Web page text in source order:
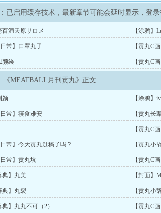
已启用缓存技术，最新章节可能会延时显示，登录
百満天原サロメ 【涂鸦】
日常】口罩丸子 【贡丸C
颜绘 【贡丸C
《MEATBALL月刊贡丸》正文
颜 【涂鸦】
日常】寝食难安 【贡丸长
【贡丸C
日常】今天贡丸赶稿了吗？ 【贡丸小
日常】贡丸坑 【贡丸C
典】丸美 【封面】
典】丸裂 【贡丸小
典】丸丸不可（2） 【贡丸C